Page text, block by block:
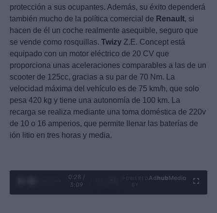
protección a sus ocupantes. Además, su éxito dependerá
también mucho de la política comercial de Renault, si
hacen de él un coche realmente asequible, seguro que
se vende como rosquillas. Twizy Z.E. Concept está
equipado con un motor eléctrico de 20 CV que
proporciona unas aceleraciones comparables a las de un
scooter de 125cc, gracias a su par de 70 Nm. La
velocidad máxima del vehículo es de 75 km/h, que solo
pesa 420 kg y tiene una autonomía de 100 km. La
recarga se realiza mediante una toma doméstica de 220v
de 10 o 16 amperios, que permite llenar las baterías de
ión litio en tres horas y media.
0:29 /
3:09
Ad hubMedia